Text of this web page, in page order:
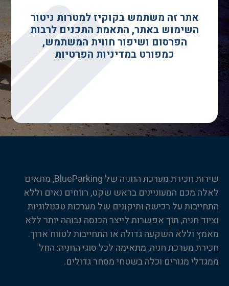
שירות חכירת מערכת החניה של BlueParking, מתאים
לאלה מכם המעוניינים בראש שקט, רווחים נאים וללא
התחייבות על רכישה ותיקונים של מערכות טכנולוגיות
וציוד חניה, תוך אפשרות לייצר הכנסה גבוהה יותר ללא
מאמץ וללא השקעה גדולה או התחייבות לטווח ארוך.
חכירת מערכת חניה, מתאימה לכל סוגי החניה: החל
ממגדלי מגורים וכלה בשטחי מסחר גדולים.
אתר זה משתמש בקוקיז למטרות ניטור
השימוש באתר, התאמת התכנים לרבות
הפרסום ושיפור חווית המשתמש,
כמפורט במדיניות הפרטיות